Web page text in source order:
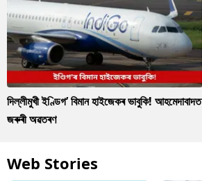
দিল্লীমুখী ইণ্ডিগ’ বিমান হাইজেকৰ ভাবুকি! আহমেদাবাদত
জৰুৰী অৱতৰণ
Web Stories